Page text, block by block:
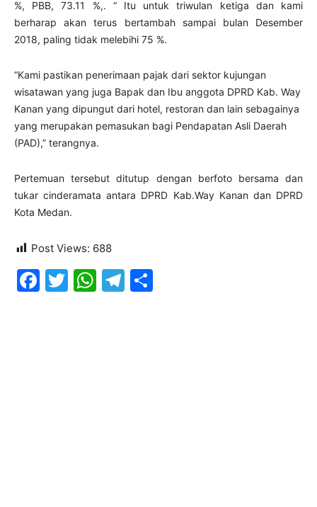
%, PBB, 73.11 %,. “ Itu untuk triwulan ketiga dan kami
berharap akan terus bertambah sampai bulan Desember
2018, paling tidak melebihi 75 %.
“Kami pastikan penerimaan pajak dari sektor kujungan
wisatawan yang juga Bapak dan Ibu anggota DPRD Kab. Way
Kanan yang dipungut dari hotel, restoran dan lain sebagainya
yang merupakan pemasukan bagi Pendapatan Asli Daerah
(PAD),” terangnya.
Pertemuan tersebut ditutup dengan berfoto bersama dan
tukar cinderamata antara DPRD Kab.Way Kanan dan DPRD
Kota Medan.
Post Views: 688
Facebook
Twitter
WhatsApp
Telegram